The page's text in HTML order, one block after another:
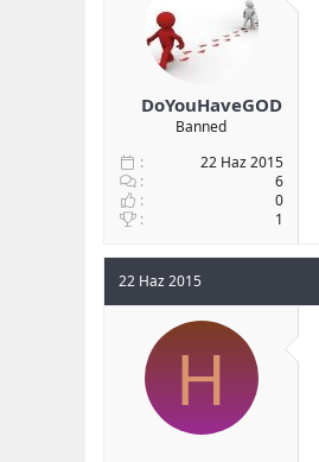
DoYouHaveGOD
Banned
22 Haz 2015
6
0
1
22 Haz 2015
H